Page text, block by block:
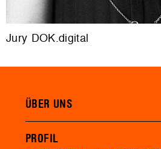
Jury DOK.digital
ÜBER UNS
PROFIL